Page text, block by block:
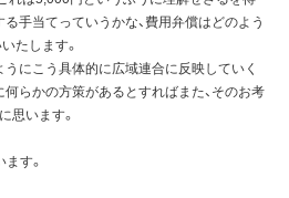
手当てっていうかな、費用弁償はどのよう
たします。
にこう具体的に広域連合に反映していく
何らかの方策があるとすればまた、そのお考
思います。
す。